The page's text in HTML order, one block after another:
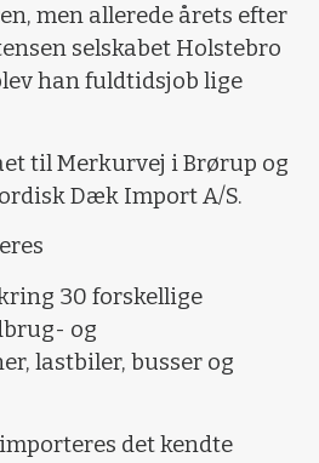
men allerede årets efter
selskabet Holstebro
han fuldtidsjob lige
til Merkurvej i Brørup og
Dæk Import A/S.
30 forskellige
og
lastbiler, busser og
det kendte